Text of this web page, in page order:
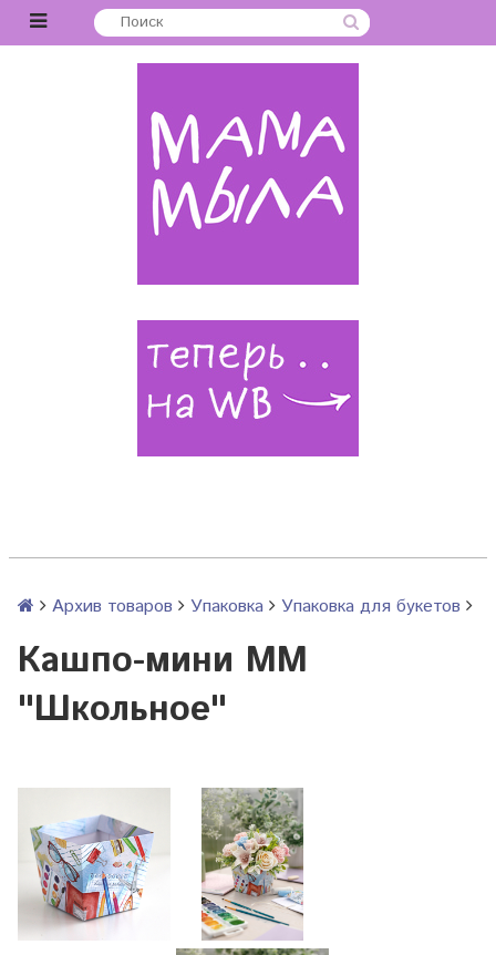
Архив товаров Упаковка Упаковка для букетов
Кашпо-мини ММ
"Школьное"